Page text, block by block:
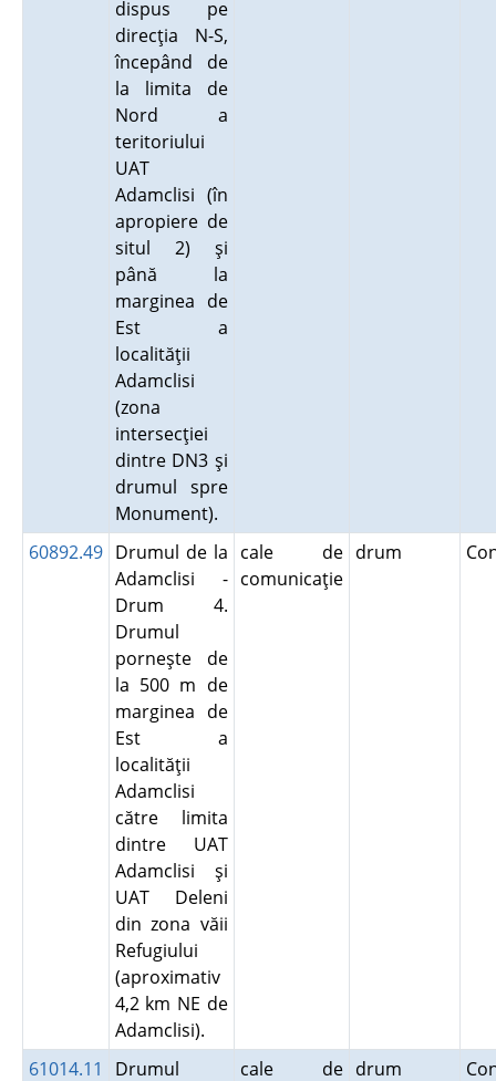
dispus pe
direcţia N-S,
începând de
la limita de
Nord a
teritoriului
UAT
Adamclisi (în
apropiere de
situl 2) şi
până la
marginea de
Est a
localităţii
Adamclisi
(zona
intersecţiei
dintre DN3 şi
drumul spre
Monument).
60892.49 Drumul de la
Adamclisi -
Drum 4.
Drumul
porneşte de
la 500 m de
marginea de
Est a
localităţii
Adamclisi
către limita
dintre UAT
Adamclisi şi
UAT Deleni
din zona văii
Refugiului
(aproximativ
4,2 km NE de
Adamclisi).
cale de
comunicaţie
drum
61014.11
Drumul
cale de drum